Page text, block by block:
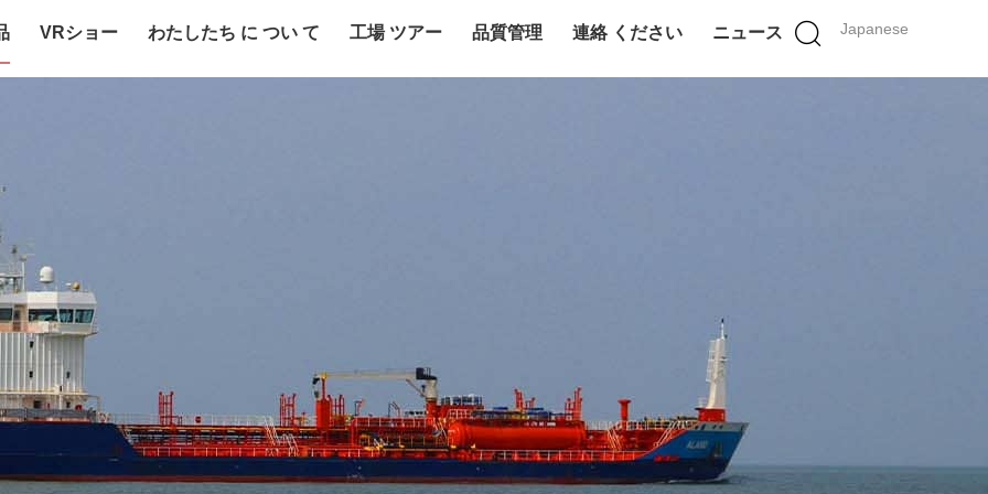
Japanese
VRショー わたしたち に つい て 工場 ツアー 品質管理 連絡 ください ニュース